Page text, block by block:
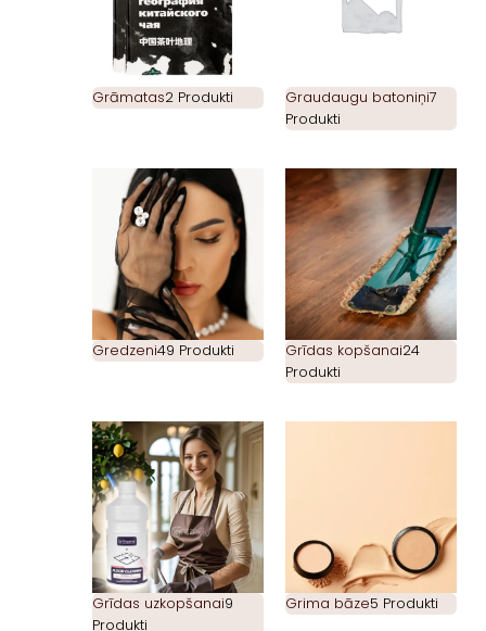
Grāmatas2 Produkti Graudaugu batoniņi7
Produkti
Gredzeni49 Produkti Grīdas kopšanai24
Produkti
Grīdas uzkopšanai9
Produkti
Grima bāze5 Produkti